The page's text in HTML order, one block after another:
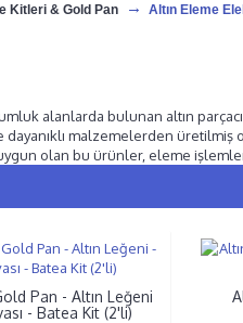
Kitleri & Gold Pan Altın Eleme
alanlarda bulunan altın
malzemelerden üretilmiş
olan bu ürünler, eleme
Pan - Altın Leğeni
- Batea Kit (2'li)